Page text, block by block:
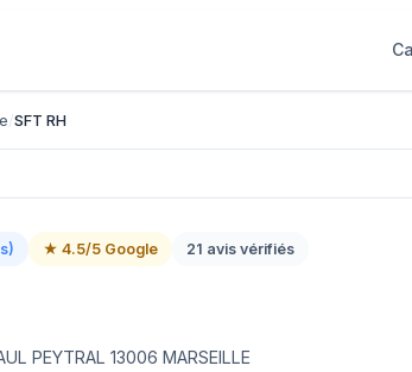
SFT RH
★ 4.5/5 Google 21 avis vérifiés
PEYTRAL 13006 MARSEILLE